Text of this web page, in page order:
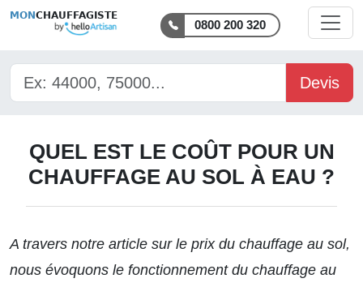
MON CHAUFFAGISTE
0800 200 320
Devis
QUEL EST LE COÛT POUR UN
CHAUFFAGE AU SOL À EAU ?
A travers notre article sur le prix du chauffage au sol,
nous évoquons le fonctionnement du chauffage au